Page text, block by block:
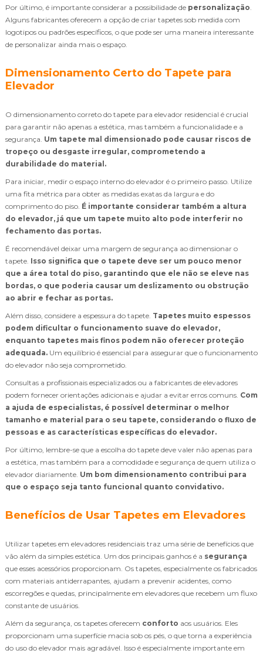
Por último, é importante considerar a possibilidade de personalização
Alguns fabricantes oferecem a opção de criar tapetes sob medida com
logotipos ou padrões específicos, o que pode ser uma maneira interessante
de personalizar ainda mais o espaço.
Dimensionamento Certo do Tapete para
Elevador
O dimensionamento correto do tapete para elevador residencial é crucial
para garantir não apenas a estética, mas também a funcionalidade e a
segurança. Um tapete mal dimensionado pode causar riscos de
tropeço ou desgaste irregular, comprometendo a
durabilidade do material.
Para iniciar, medir o espaço interno do elevador é o primeiro passo. Utilize
uma fita métrica para obter as medidas exatas da largura e do
comprimento do piso. É importante considerar também a altura
do elevador, já que um tapete muito alto pode interferir no
fechamento das portas.
É recomendável deixar uma margem de segurança ao dimensionar o
tapete. Isso significa que o tapete deve ser um pouco menor
que a área total do piso, garantindo que ele não se eleve nas
bordas, o que poderia causar um deslizamento ou obstrução
ao abrir e fechar as portas.
Além disso, considere a espessura do tapete. Tapetes muito espessos
podem dificultar o funcionamento suave do elevador,
enquanto tapetes mais finos podem não oferecer proteção
adequada. Um equilíbrio é essencial para assegurar que o funcionamento
do elevador não seja comprometido.
Consultas a profissionais especializados ou a fabricantes de elevadores
podem fornecer orientações adicionais e ajudar a evitar erros comuns. Com
a ajuda de especialistas, é possível determinar o melhor
tamanho e material para o seu tapete, considerando o fluxo de
pessoas e as características específicas do elevador.
Por último, lembre-se que a escolha do tapete deve valer não apenas para
a estética, mas também para a comodidade e segurança de quem utiliza o
elevador diariamente. Um bom dimensionamento contribui para
que o espaço seja tanto funcional quanto convidativo.
Benefícios de Usar Tapetes em Elevadores
Utilizar tapetes em elevadores residenciais traz uma série de benefícios que
vão além da simples estética. Um dos principais ganhos é a segurança
que esses acessórios proporcionam. Os tapetes, especialmente os fabricados
com materiais antiderrapantes, ajudam a prevenir acidentes, como
escorregões e quedas, principalmente em elevadores que recebem um fluxo
constante de usuários.
Além da segurança, os tapetes oferecem conforto aos usuários. Eles
proporcionam uma superfície macia sob os pés, o que torna a experiência
do uso do elevador mais agradável. Isso é especialmente importante em